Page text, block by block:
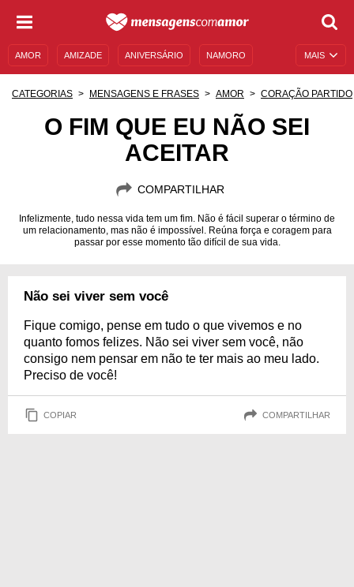
MAIS
AMOR AMIZADE ANIVERSÁRIO NAMORO
DESCULPAS
MENSAGENS DE ANIVERSÁRIO
CATEGORIAS MENSAGENS E FRASES AMOR CORAÇÃO PARTIDO
O FIM QUE EU NÃO SEI
ACEITAR
COMPARTILHAR
Infelizmente, tudo nessa vida tem um fim. Não é fácil superar o término de
um relacionamento, mas não é impossível. Reúna força e coragem para
passar por esse momento tão difícil de sua vida.
Não sei viver sem você
Fique comigo, pense em tudo o que vivemos e no
quanto fomos felizes. Não sei viver sem você, não
consigo nem pensar em não te ter mais ao meu lado.
Preciso de você!
COPIAR COMPARTILHAR